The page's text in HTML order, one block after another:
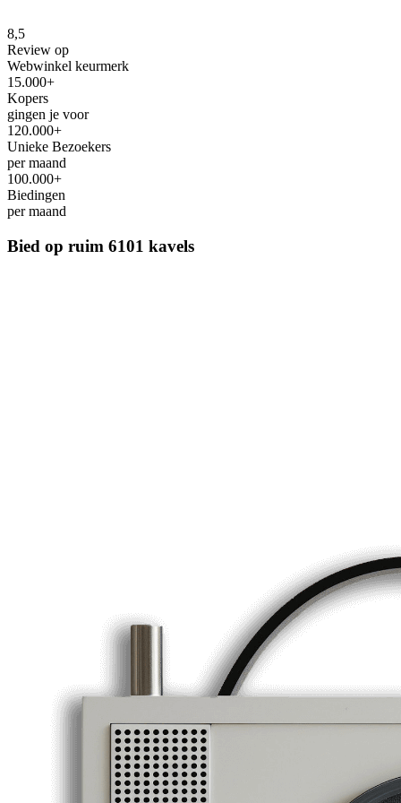
8,5
Review op
Webwinkel keurmerk
15.000+
Kopers
gingen je voor
120.000+
Unieke Bezoekers
per maand
100.000+
Biedingen
per maand
Bied op ruim 6101 kavels